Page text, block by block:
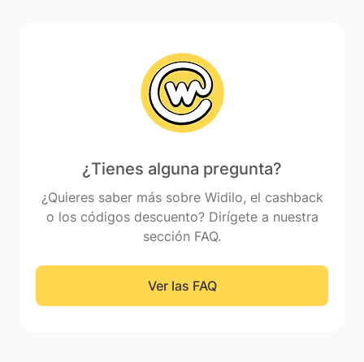
¿Tienes alguna pregunta?
¿Quieres saber más sobre Widilo, el cashback
o los códigos descuento? Dirígete a nuestra
sección FAQ.
Ver las FAQ